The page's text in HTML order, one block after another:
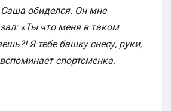
обиделся. Он мне
«Ты что меня в таком
Я тебе башку снесу, руки,
спортсменка.